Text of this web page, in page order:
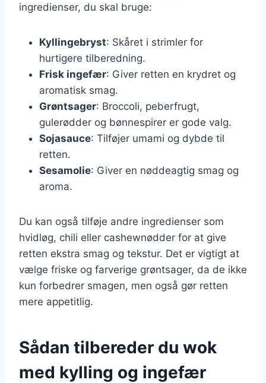
ingredienser, du skal bruge:
Kyllingebryst: Skåret i strimler for
hurtigere tilberedning.
Frisk ingefær: Giver retten en krydret og
aromatisk smag.
Grøntsager: Broccoli, peberfrugt,
gulerødder og bønnespirer er gode valg.
Sojasauce: Tilføjer umami og dybde til
retten.
Sesamolie: Giver en nøddeagtig smag og
aroma.
Du kan også tilføje andre ingredienser som
hvidløg, chili eller cashewnødder for at give
retten ekstra smag og tekstur. Det er vigtigt at
vælge friske og farverige grøntsager, da de ikke
kun forbedrer smagen, men også gør retten
mere appetitlig.
Sådan tilbereder du wok
med kylling og ingefær